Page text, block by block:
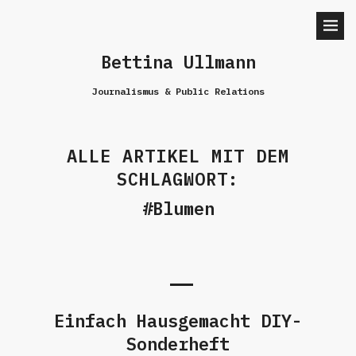
Bettina Ullmann
Journalismus & Public Relations
ALLE ARTIKEL MIT DEM
SCHLAGWORT:
Blumen
Einfach Hausgemacht DIY-
Sonderheft